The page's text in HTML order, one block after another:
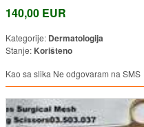
140,00 EUR
Kategorije: Dermatologija
Stanje: Korišteno
Kao sa slika Ne odgovaram na SMS